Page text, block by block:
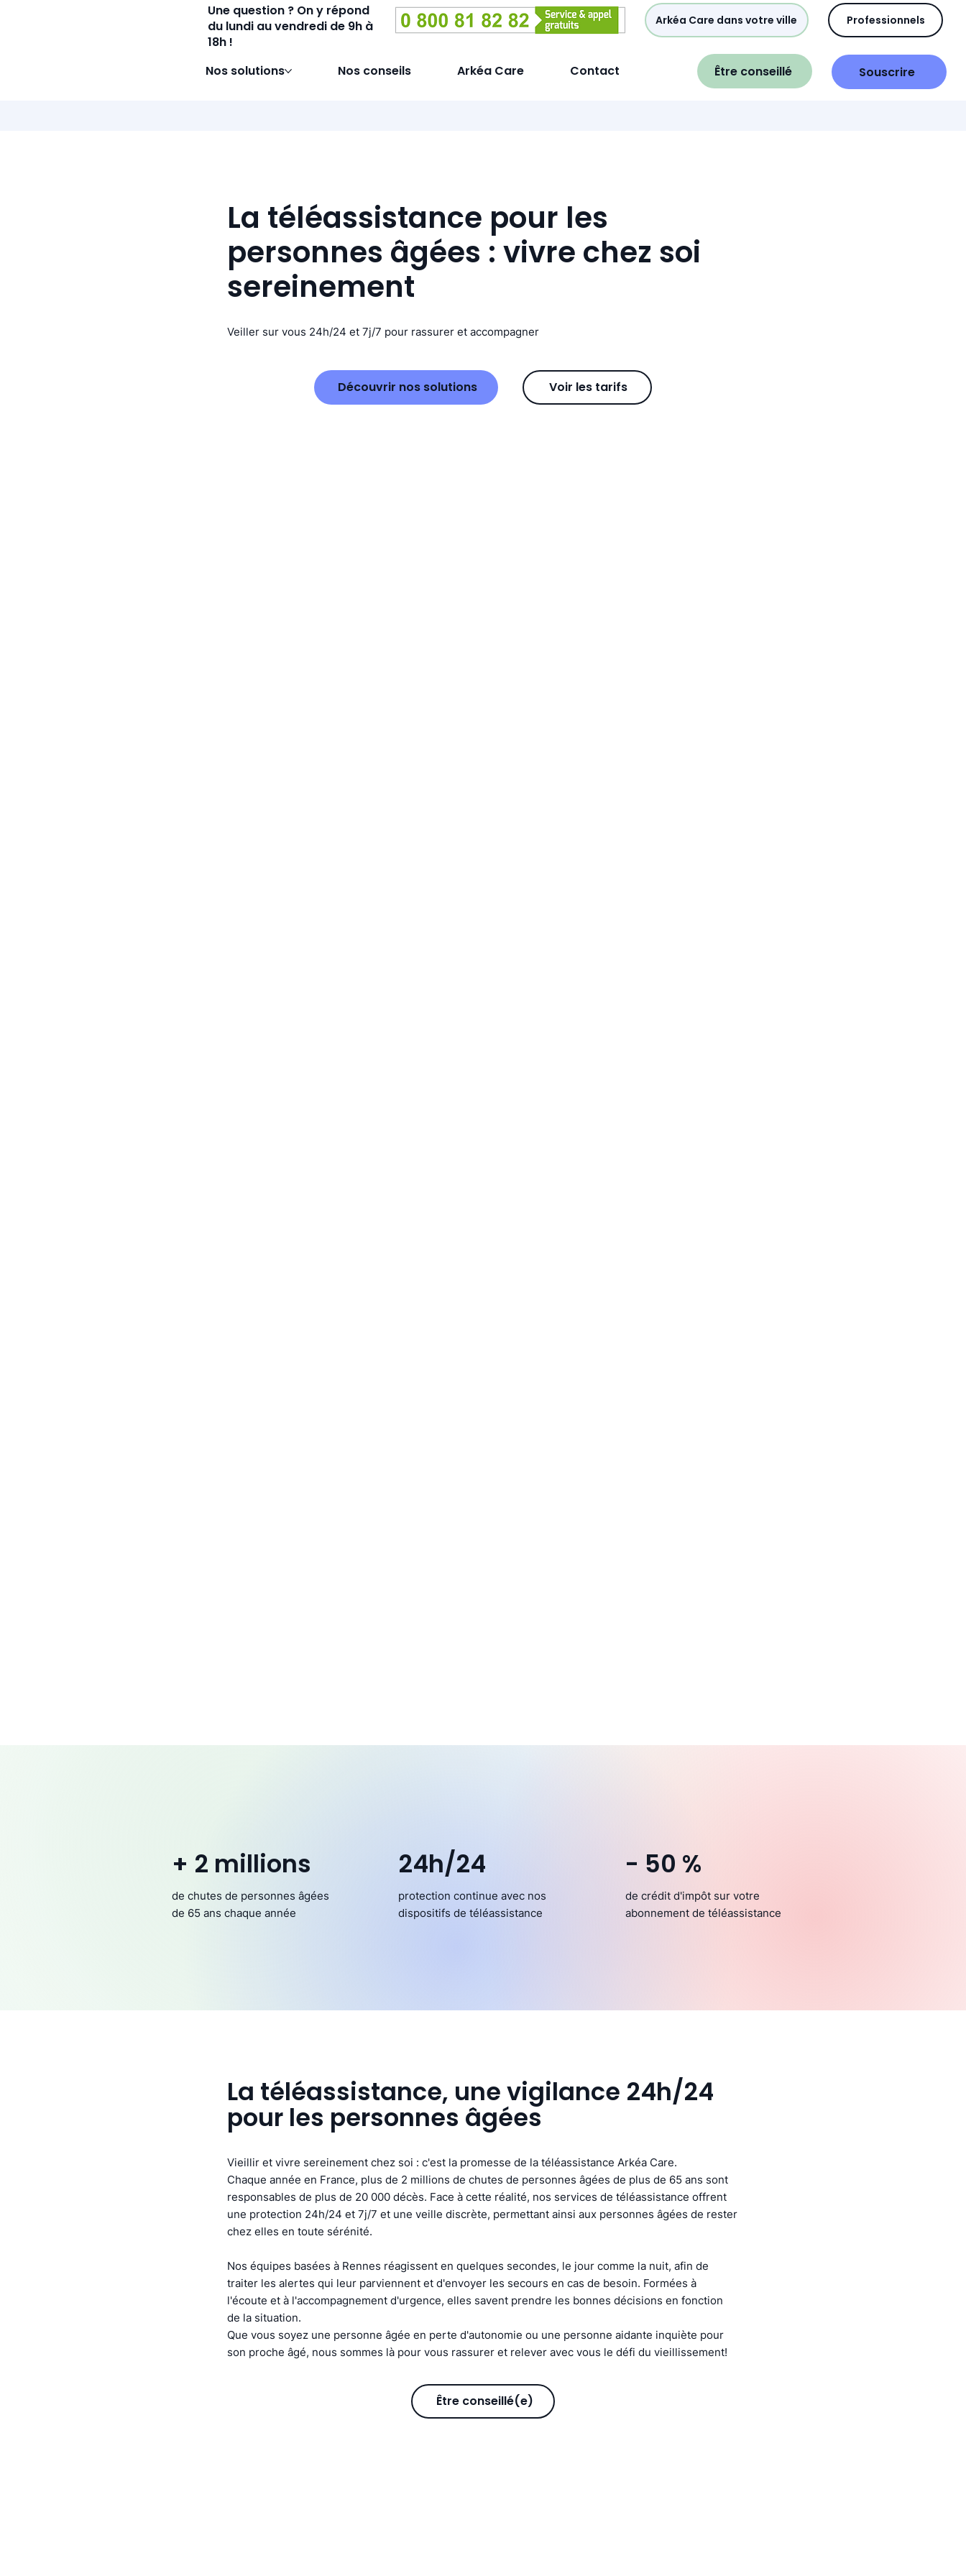
Une question ? On y répond
du lundi au vendredi de 9h à
18h !
Arkéa Care dans votre ville Professionnels
Nos solutions Nos conseils Arkéa Care Contact Être conseillé Souscrire
La téléassistance pour les
personnes âgées : vivre chez soi
sereinement
Veiller sur vous 24h/24 et 7j/7 pour rassurer et accompagner
Découvrir nos solutions Voir les tarifs
+ 2 millions
de chutes de personnes âgées
de 65 ans chaque année
24h/24
protection continue avec nos
dispositifs de téléassistance
- 50 %
de crédit d'impôt sur votre
abonnement de téléassistance
La téléassistance, une vigilance 24h/24
pour les personnes âgées
Vieillir et vivre sereinement chez soi : c'est la promesse de la téléassistance Arkéa Care.
Chaque année en France, plus de 2 millions de chutes de personnes âgées de plus de 65 ans sont
responsables de plus de 20 000 décès. Face à cette réalité, nos services de téléassistance offrent
une protection 24h/24 et 7j/7 et une veille discrète, permettant ainsi aux personnes âgées de rester
chez elles en toute sérénité.​
Nos équipes basées à Rennes réagissent en quelques secondes, le jour comme la nuit, afin de
traiter les alertes qui leur parviennent et d'envoyer les secours en cas de besoin. Formées à
l'écoute et à l'accompagnement d'urgence, elles savent prendre les bonnes décisions en fonction
de la situation.
Que vous soyez une personne âgée en perte d'autonomie ou une personne aidante inquiète pour
son proche âgé, nous sommes là pour vous rassurer et relever avec vous le défi du vieillissement!
Être conseillé(e)